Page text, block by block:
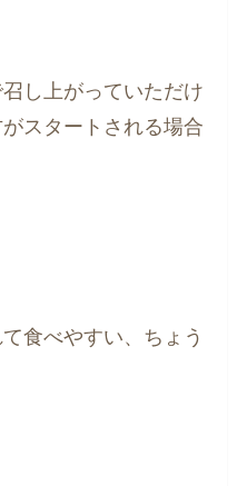
し上がっていただけ
スタートされる場合
食べやすい、ちょう